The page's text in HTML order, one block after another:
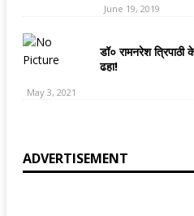
June 19, 2019
डॉ० रामनरेश त्रिपाठी
ढहा!
May 3, 2021
ADVERTISEMENT